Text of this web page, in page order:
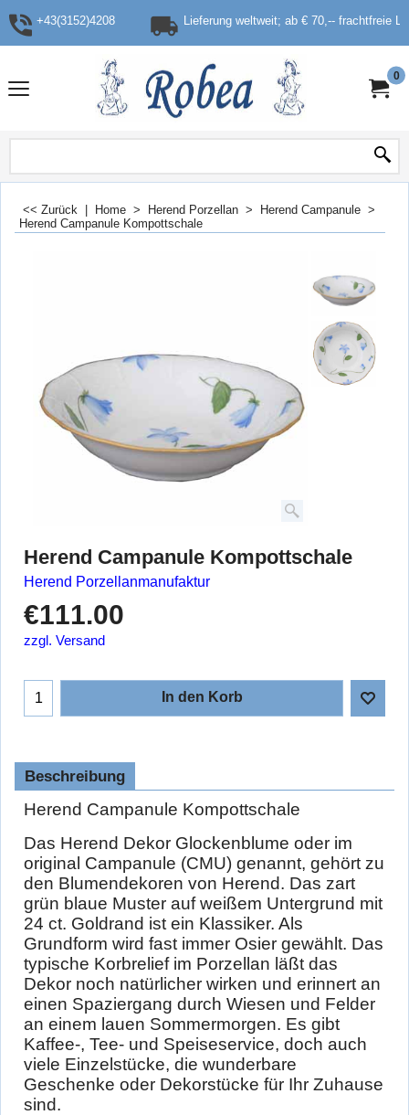
+43(3152)4208 Lieferung weltweit; ab € 70,-- frachtfreie
0
<< Zurück Home > Herend Porzellan > Herend Campanule >
Herend Campanule Kompottschale
Herend Campanule Kompottschale
Herend Porzellanmanufaktur
€111.00
zzgl. Versand
In den Korb
Beschreibung
Herend Campanule Kompottschale
Das Herend Dekor Glockenblume oder im
original Campanule (CMU) genannt, gehört zu
den Blumendekoren von Herend. Das zart
grün blaue Muster auf weißem Untergrund mit
24 ct. Goldrand ist ein Klassiker. Als
Grundform wird fast immer Osier gewählt. Das
typische Korbrelief im Porzellan läßt das
Dekor noch natürlicher wirken und erinnert an
einen Spaziergang durch Wiesen und Felder
an einem lauen Sommermorgen. Es gibt
Kaffee-, Tee- und Speiseservice, doch auch
viele Einzelstücke, die wunderbare
Geschenke oder Dekorstücke für Ihr Zuhause
sind.